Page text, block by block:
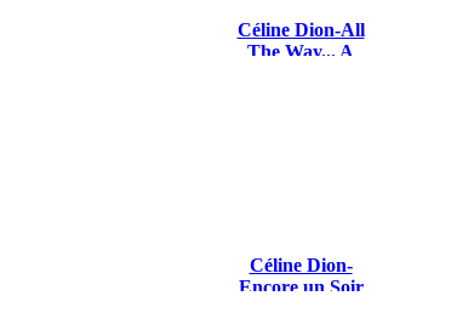
Céline Dion-All
The Way... A
Céline Dion-
Encore un Soir